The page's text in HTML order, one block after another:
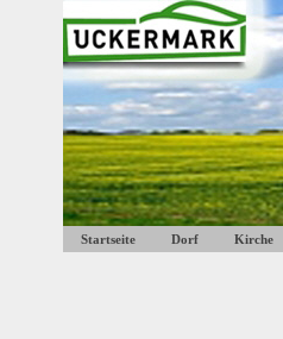
Startseite Dorf Kirche